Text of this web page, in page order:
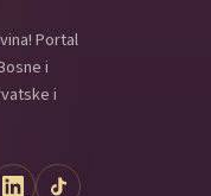
Portal
i
i